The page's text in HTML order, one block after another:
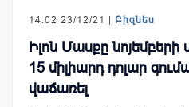
14:02 23/12/21 | Բիզնես
Իլոն Մասքը նոյեմբերի
15 միլիարդ դոլար
վաճառել